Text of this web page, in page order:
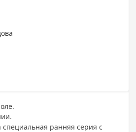
ранняя серия с